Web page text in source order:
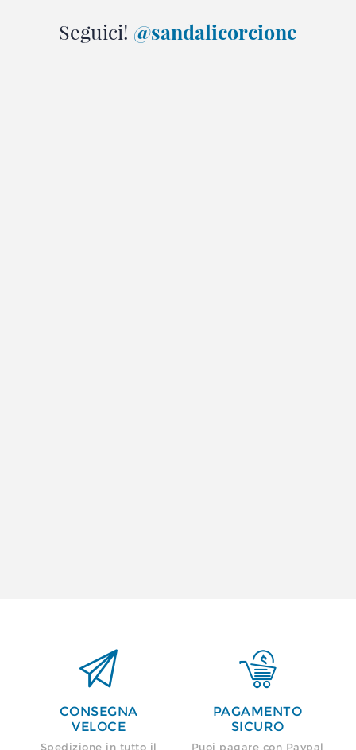
Seguici! @sandalicorcione

CONSEGNA
VELOCE
Spedizione in tutto il

PAGAMENTO
SICURO
Puoi pagare con Paypal